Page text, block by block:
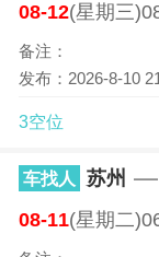
08-12(星期三
备注：
发布：2026-8-10
3空位
车找人 苏州
08-11(星期二